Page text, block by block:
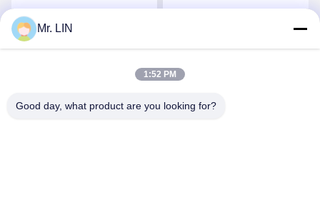
सर्वोत्तम मूल्य प्राप्त करें
Mr. LIN
1:52 PM
Good day, what product are you looking for?